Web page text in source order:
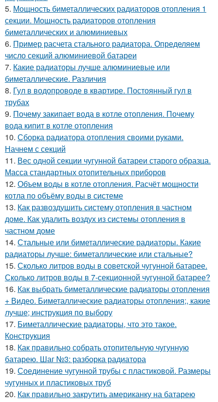
5. Мощность биметаллических радиаторов отопления 1
секции. Мощность радиаторов отопления
биметаллических и алюминиевых
6. Пример расчета стального радиатора. Определяем
число секций алюминиевой батареи
7. Какие радиаторы лучше алюминиевые или
биметаллические. Различия
8. Гул в водопроводе в квартире. Постоянный гул в
трубах
9. Почему закипает вода в котле отопления. Почему
вода кипит в котле отопления
10. Сборка радиатора отопления своими руками.
Начнем с секций
11. Вес одной секции чугунной батареи старого образца.
Масса стандартных отопительных приборов
12. Объем воды в котле отопления. Расчёт мощности
котла по объёму воды в системе
13. Как развоздушить систему отопления в частном
доме. Как удалить воздух из системы отопления в
частном доме
14. Стальные или биметаллические радиаторы. Какие
радиаторы лучше: биметаллические или стальные?
15. Сколько литров воды в советской чугунной батарее.
Сколько литров воды в 7-секционной чугунной батарее?
16. Как выбрать биметаллические радиаторы отопления
+ Видео. Биметаллические радиаторы отопления;, какие
лучше; инструкция по выбору
17. Биметаллические радиаторы, что это такое.
Конструкция
18. Как правильно собрать отопительную чугунную
батарею. Шаг №3: разборка радиатора
19. Соединение чугунной трубы с пластиковой. Размеры
чугунных и пластиковых труб
20. Как правильно закрутить американку на батарею